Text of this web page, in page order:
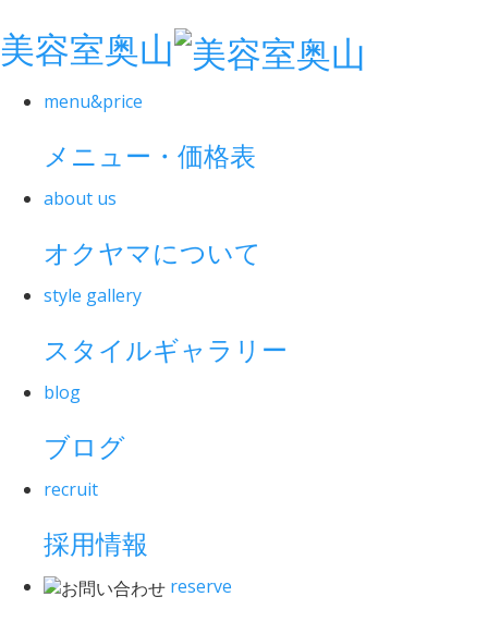
美容室奥山
menu&price
メニュー・価格表
about us
オクヤマについて
style gallery
スタイルギャラリー
blog
ブログ
recruit
採用情報
reserve